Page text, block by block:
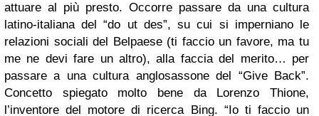
attuare al più presto. Occorre passare da una cultura
latino-italiana del “do ut des”, su cui si imperniano le
relazioni sociali del Belpaese (ti faccio un favore, ma tu
me ne devi fare un altro), alla faccia del merito… per
passare a una cultura anglosassone del “Give Back”.
Concetto spiegato molto bene da Lorenzo Thione,
l’inventore del motore di ricerca Bing. “Io ti faccio un